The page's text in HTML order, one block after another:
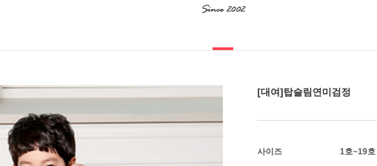
[대여]탑슬림연미검정
사이즈 1호~19호